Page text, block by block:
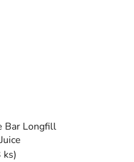
Bar Longfill
ks)